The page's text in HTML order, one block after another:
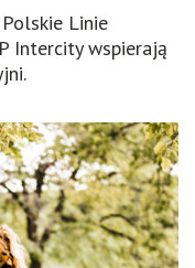
Linie
Intercity wspierają